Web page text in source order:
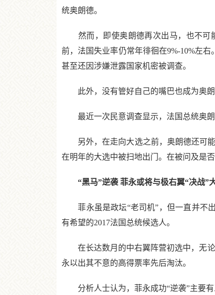
统奥朗德。
然而，即使奥朗德再次出马，也不可能
前，法国失业率仍常年徘徊在9%-10%左
甚至还因涉嫌泄露国家机密被调查。
此外，没有管好自己的嘴巴也成为奥朗
最近一次民意调查显示，法国总统奥朗
另外，在走向大选之前，奥朗德还可能
在明年的大选中被扫地出门。在被问及是
“黑马”逆袭 菲永或将与极右翼“决战”
菲永虽是政坛“老司机”，但一直并不出
有希望的2017法国总统候选人。
在长达数月的中右翼阵营初选中，无论
永以出其不意的高得票率先后淘汰。
分析人士认为，菲永成功“逆袭”主要有